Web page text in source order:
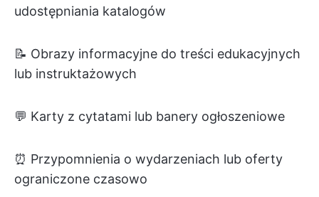
udostępniania katalogów
📝 Obrazy informacyjne do treści edukacyjnych
lub instruktażowych
💬 Karty z cytatami lub banery ogłoszeniowe
⏰ Przypomnienia o wydarzeniach lub oferty
ograniczone czasowo